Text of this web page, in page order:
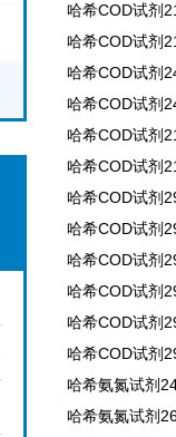
哈希COD试剂
哈希COD试剂
哈希COD试剂
哈希COD试剂
哈希COD试剂
哈希COD试剂
哈希COD试剂
哈希COD试剂
哈希COD试剂
哈希COD试剂
哈希COD试剂
哈希COD试剂
哈希氨氮试剂
哈希氨氮试剂